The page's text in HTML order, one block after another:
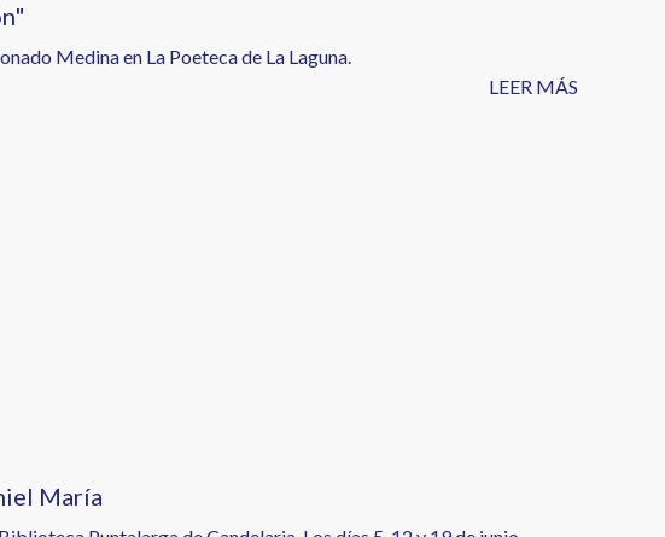
Medina en La Poeteca de La Laguna.
LEER MÁS
María